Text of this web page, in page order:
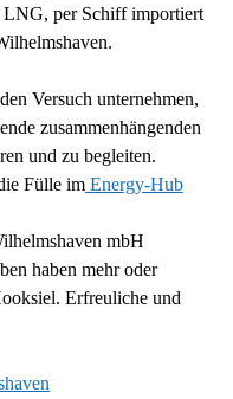
LNG, per Schiff importiert
Versuch unternehmen,
zusammenhängenden
und zu begleiten.
Fülle imEnergy-Hub
mbH
haben mehr oder
Erfreuliche und